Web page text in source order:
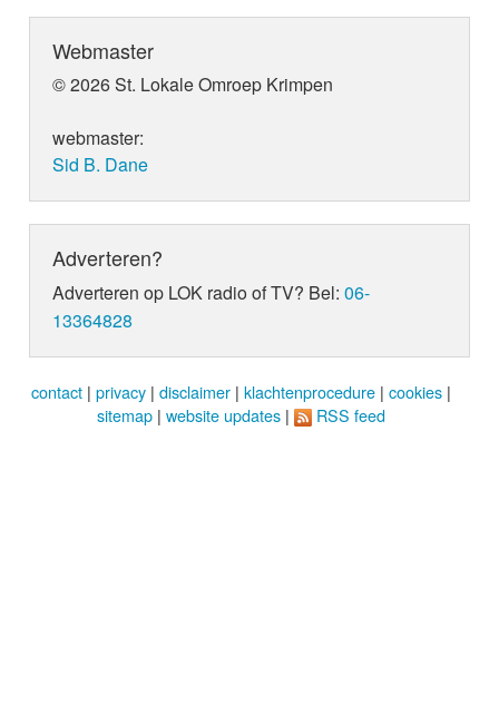
Webmaster
© 2026 St. Lokale Omroep Krimpen
webmaster:
Sid B. Dane
Adverteren?
Adverteren op LOK radio of TV? Bel:06-
13364828
contact | privacy | disclaimer | klachtenprocedure | cookies |
sitemap | website updates | RSS feed